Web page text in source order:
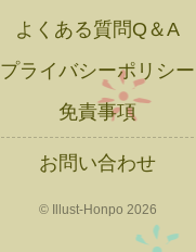
よくある質問Q＆A
プライバシーポリシー
免責事項
お問い合わせ
© Illust-Honpo 2026